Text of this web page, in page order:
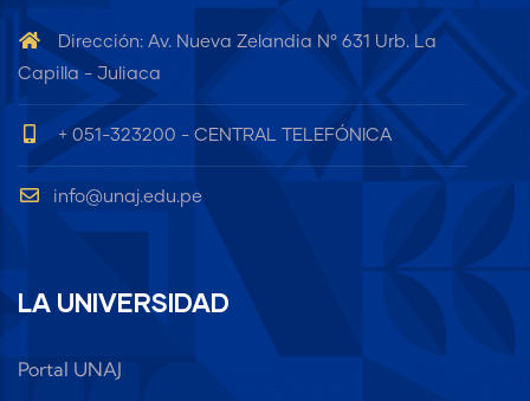
Dirección: Av. Nueva Zelandia N° 631 Urb. La
Capilla - Juliaca
+ 051-323200 - CENTRAL TELEFÓNICA
info@unaj.edu.pe
LA UNIVERSIDAD
Portal UNAJ